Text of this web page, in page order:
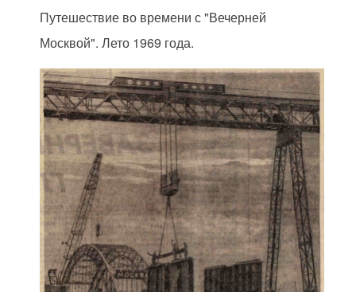
Путешествие во времени с "Вечерней
Москвой". Лето 1969 года.